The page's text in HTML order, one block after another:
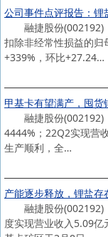
公司事件点评报告：
融捷股份(002192)
扣除非经常性损益的
+339%，环比+27.24…
甲基卡有望满产，囤货
融捷股份(002192)
4444%；22Q2实现
生产顺利，全…
产能逐步释放，锂盐存
融捷股份(002192)
度实现营业收入5.09